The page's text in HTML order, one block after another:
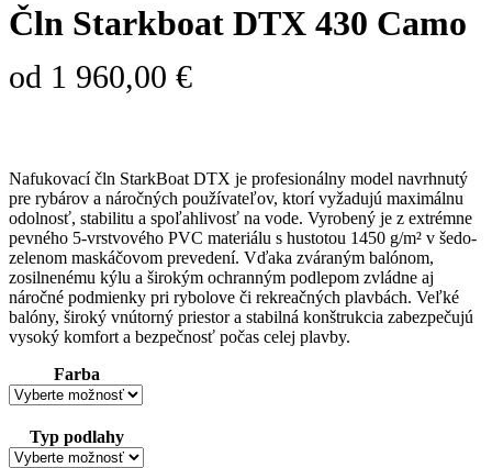
Čln Starkboat DTX 430 Camo
od 1 960,00 €
Nafukovací čln StarkBoat DTX je profesionálny model navrhnutý
pre rybárov a náročných používateľov, ktorí vyžadujú maximálnu
odolnosť, stabilitu a spoľahlivosť na vode. Vyrobený je z extrémne
pevného 5-vrstvového PVC materiálu s hustotou 1450 g/m² v šedo-
zelenom maskáčovom prevedení. Vďaka zváraným balónom,
zosilnenému kýlu a širokým ochranným podlepom zvládne aj
náročné podmienky pri rybolove či rekreačných plavbách. Veľké
balóny, široký vnútorný priestor a stabilná konštrukcia zabezpečujú
vysoký komfort a bezpečnosť počas celej plavby.
Farba
Typ podlahy